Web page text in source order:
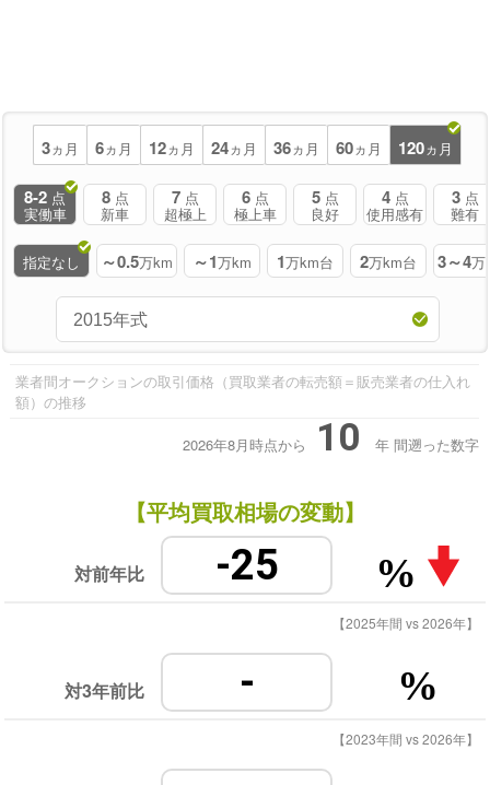
3ヵ月 6ヵ月 12ヵ月 24ヵ月 36ヵ月 60ヵ月 120ヵ月
8-2 点
実働車
8 点
新車
7 点
超極上
6 点
極上車
5 点
良好
4 点
使用感有
3 点
難有
指定なし ～0.5万km ～1万km 1万km台 2万km台 3～4万
業者間オークションの取引価格（買取業者の転売額＝販売業者の仕入れ
額）の推移
2026年8月時点から 10 年 間遡った数字
【平均買取相場の変動】
対前年比 -25 %
【2025年間 vs 2026年】
対3年前比 - %
【2023年間 vs 2026年】